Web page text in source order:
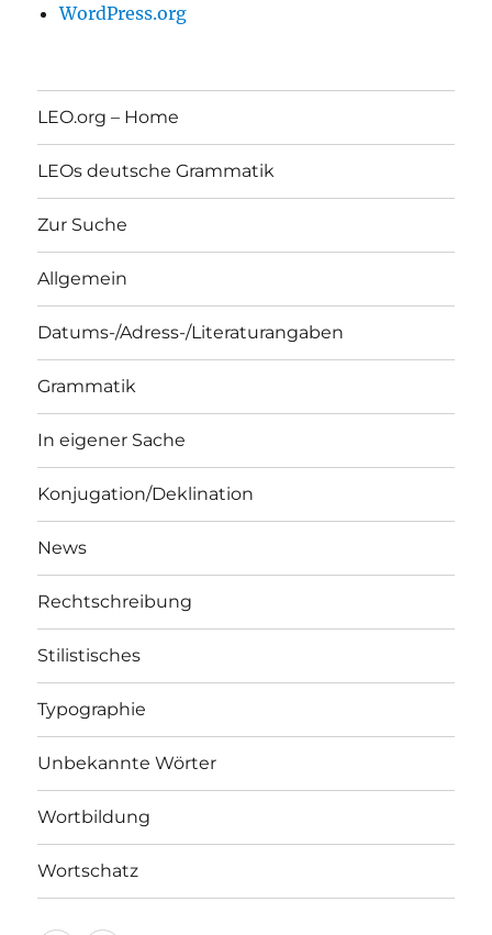
WordPress.org
LEO.org – Home
LEOs deutsche Grammatik
Zur Suche
Allgemein
Datums-/Adress-/Literaturangaben
Grammatik
In eigener Sache
Konjugation/Deklination
News
Rechtschreibung
Stilistisches
Typographie
Unbekannte Wörter
Wortbildung
Wortschatz